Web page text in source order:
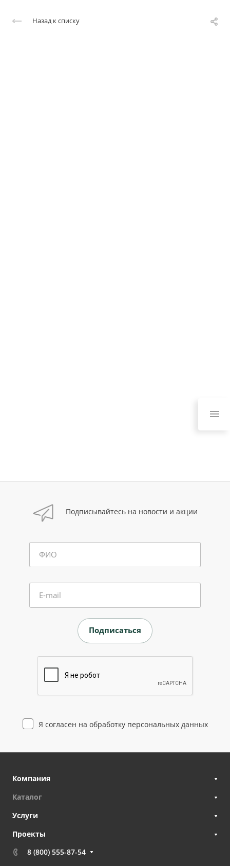
Назад к списку
Подписывайтесь на новости и акции
ФИО
E-mail
Я согласен на обработку персональных данных
Компания
Каталог
Услуги
Проекты
8 (800) 555-87-54